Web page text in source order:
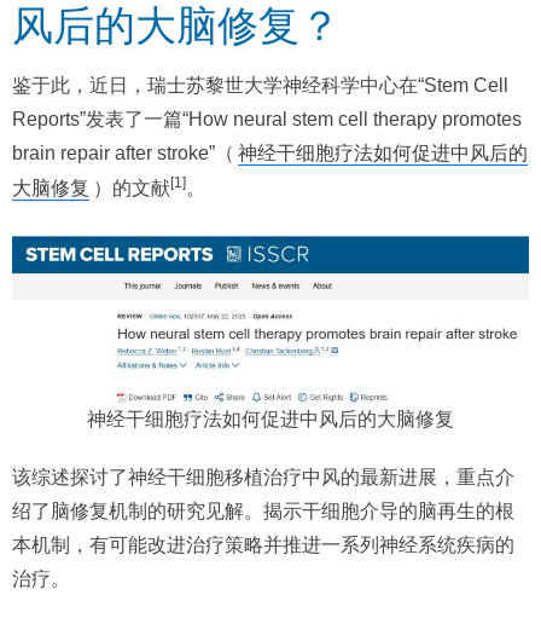
风后的大脑修复？
鉴于此，近日，瑞士苏黎世大学神经科学中心在“Stem Cell
Reports”发表了一篇“How neural stem cell therapy promotes
brain repair after stroke”（ 神经干细胞疗法如何促进中风后的
大脑修复 ）的文献[1] 。
神经干细胞疗法如何促进中风后的大脑修复
该综述探讨了神经干细胞移植治疗中风的最新进展，重点介
绍了脑修复机制的研究见解。揭示干细胞介导的脑再生的根
本机制，有可能改进治疗策略并推进一系列神经系统疾病的
治疗。